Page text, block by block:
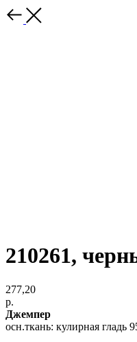
210261,
277,20
р.
Джемпер
осн.ткань: кулирная гладь